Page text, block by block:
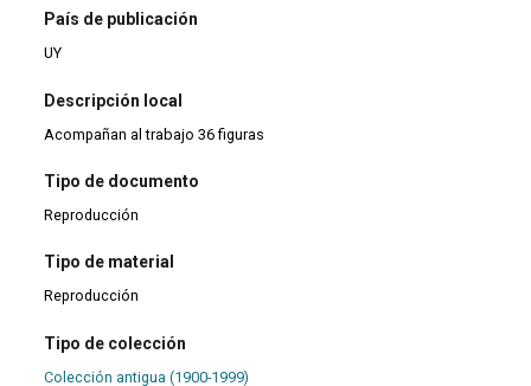
País de publicación
UY
Descripción local
Acompañan al trabajo 36 figuras
Tipo de documento
Reproducción
Tipo de material
Reproducción
Tipo de colección
Colección antigua (1900-1999)